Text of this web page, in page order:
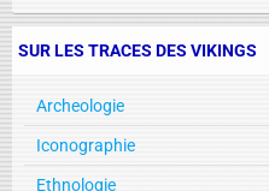
SUR LES TRACES DES VIKINGS
Archeologie
Iconographie
Ethnologie